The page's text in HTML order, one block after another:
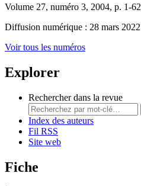
Volume 27, numéro 3, 2004, p. 1-62
Diffusion numérique : 28 mars 2022
Voir tous les numéros
Explorer
Rechercher dans la revue
Index des auteurs
Fil RSS
Site web
Fiche